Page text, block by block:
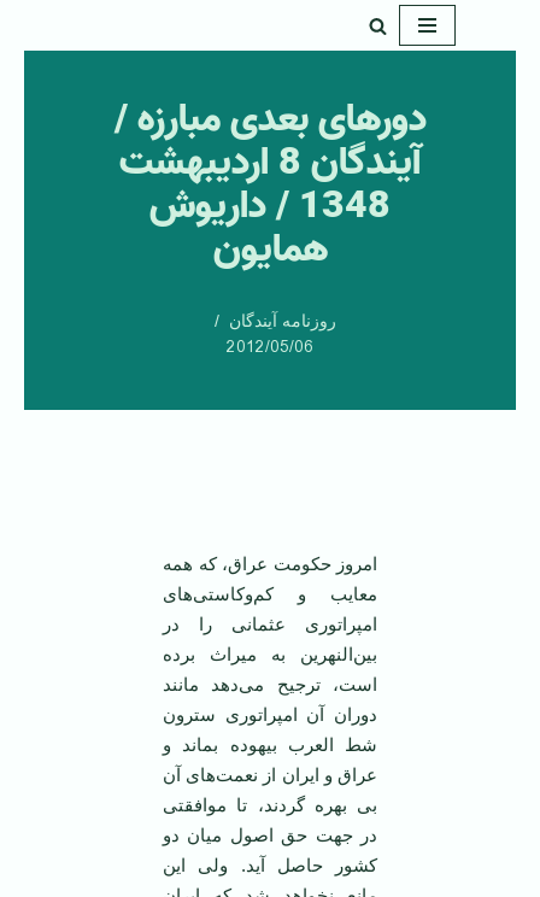
دورهای بعدی مبارزه /
آيندگان 8 ارديبهشت
1348 / داريوش
همايون
روزنامه آیندگان
2012/05/06
‌امروز حکومت عراق، که همه
معايب و کم‌وکاستی‌های
امپراتوری عثمانی را در
بين‌النهرين به ميراث برده
است، ترجيح می‌دهد مانند
دوران آن امپراتوری سترون
شط العرب بيهوده بماند و
عراق و ايران از نعمت‌های آن
بی بهره گردند، تا موافقتی
در جهت حق اصول ميان دو
کشور حاصل آيد. ولی اين